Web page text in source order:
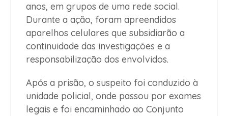
anos, em grupos de uma rede social.
Durante a ação, foram apreendidos
aparelhos celulares que subsidiarão a
continuidade das investigações e a
responsabilização dos envolvidos.
Após a prisão, o suspeito foi conduzido à
unidade policial, onde passou por exames
legais e foi encaminhado ao Conjunto